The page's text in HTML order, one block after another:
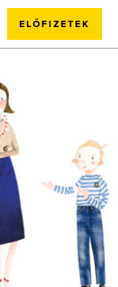
ELŐFIZETEK